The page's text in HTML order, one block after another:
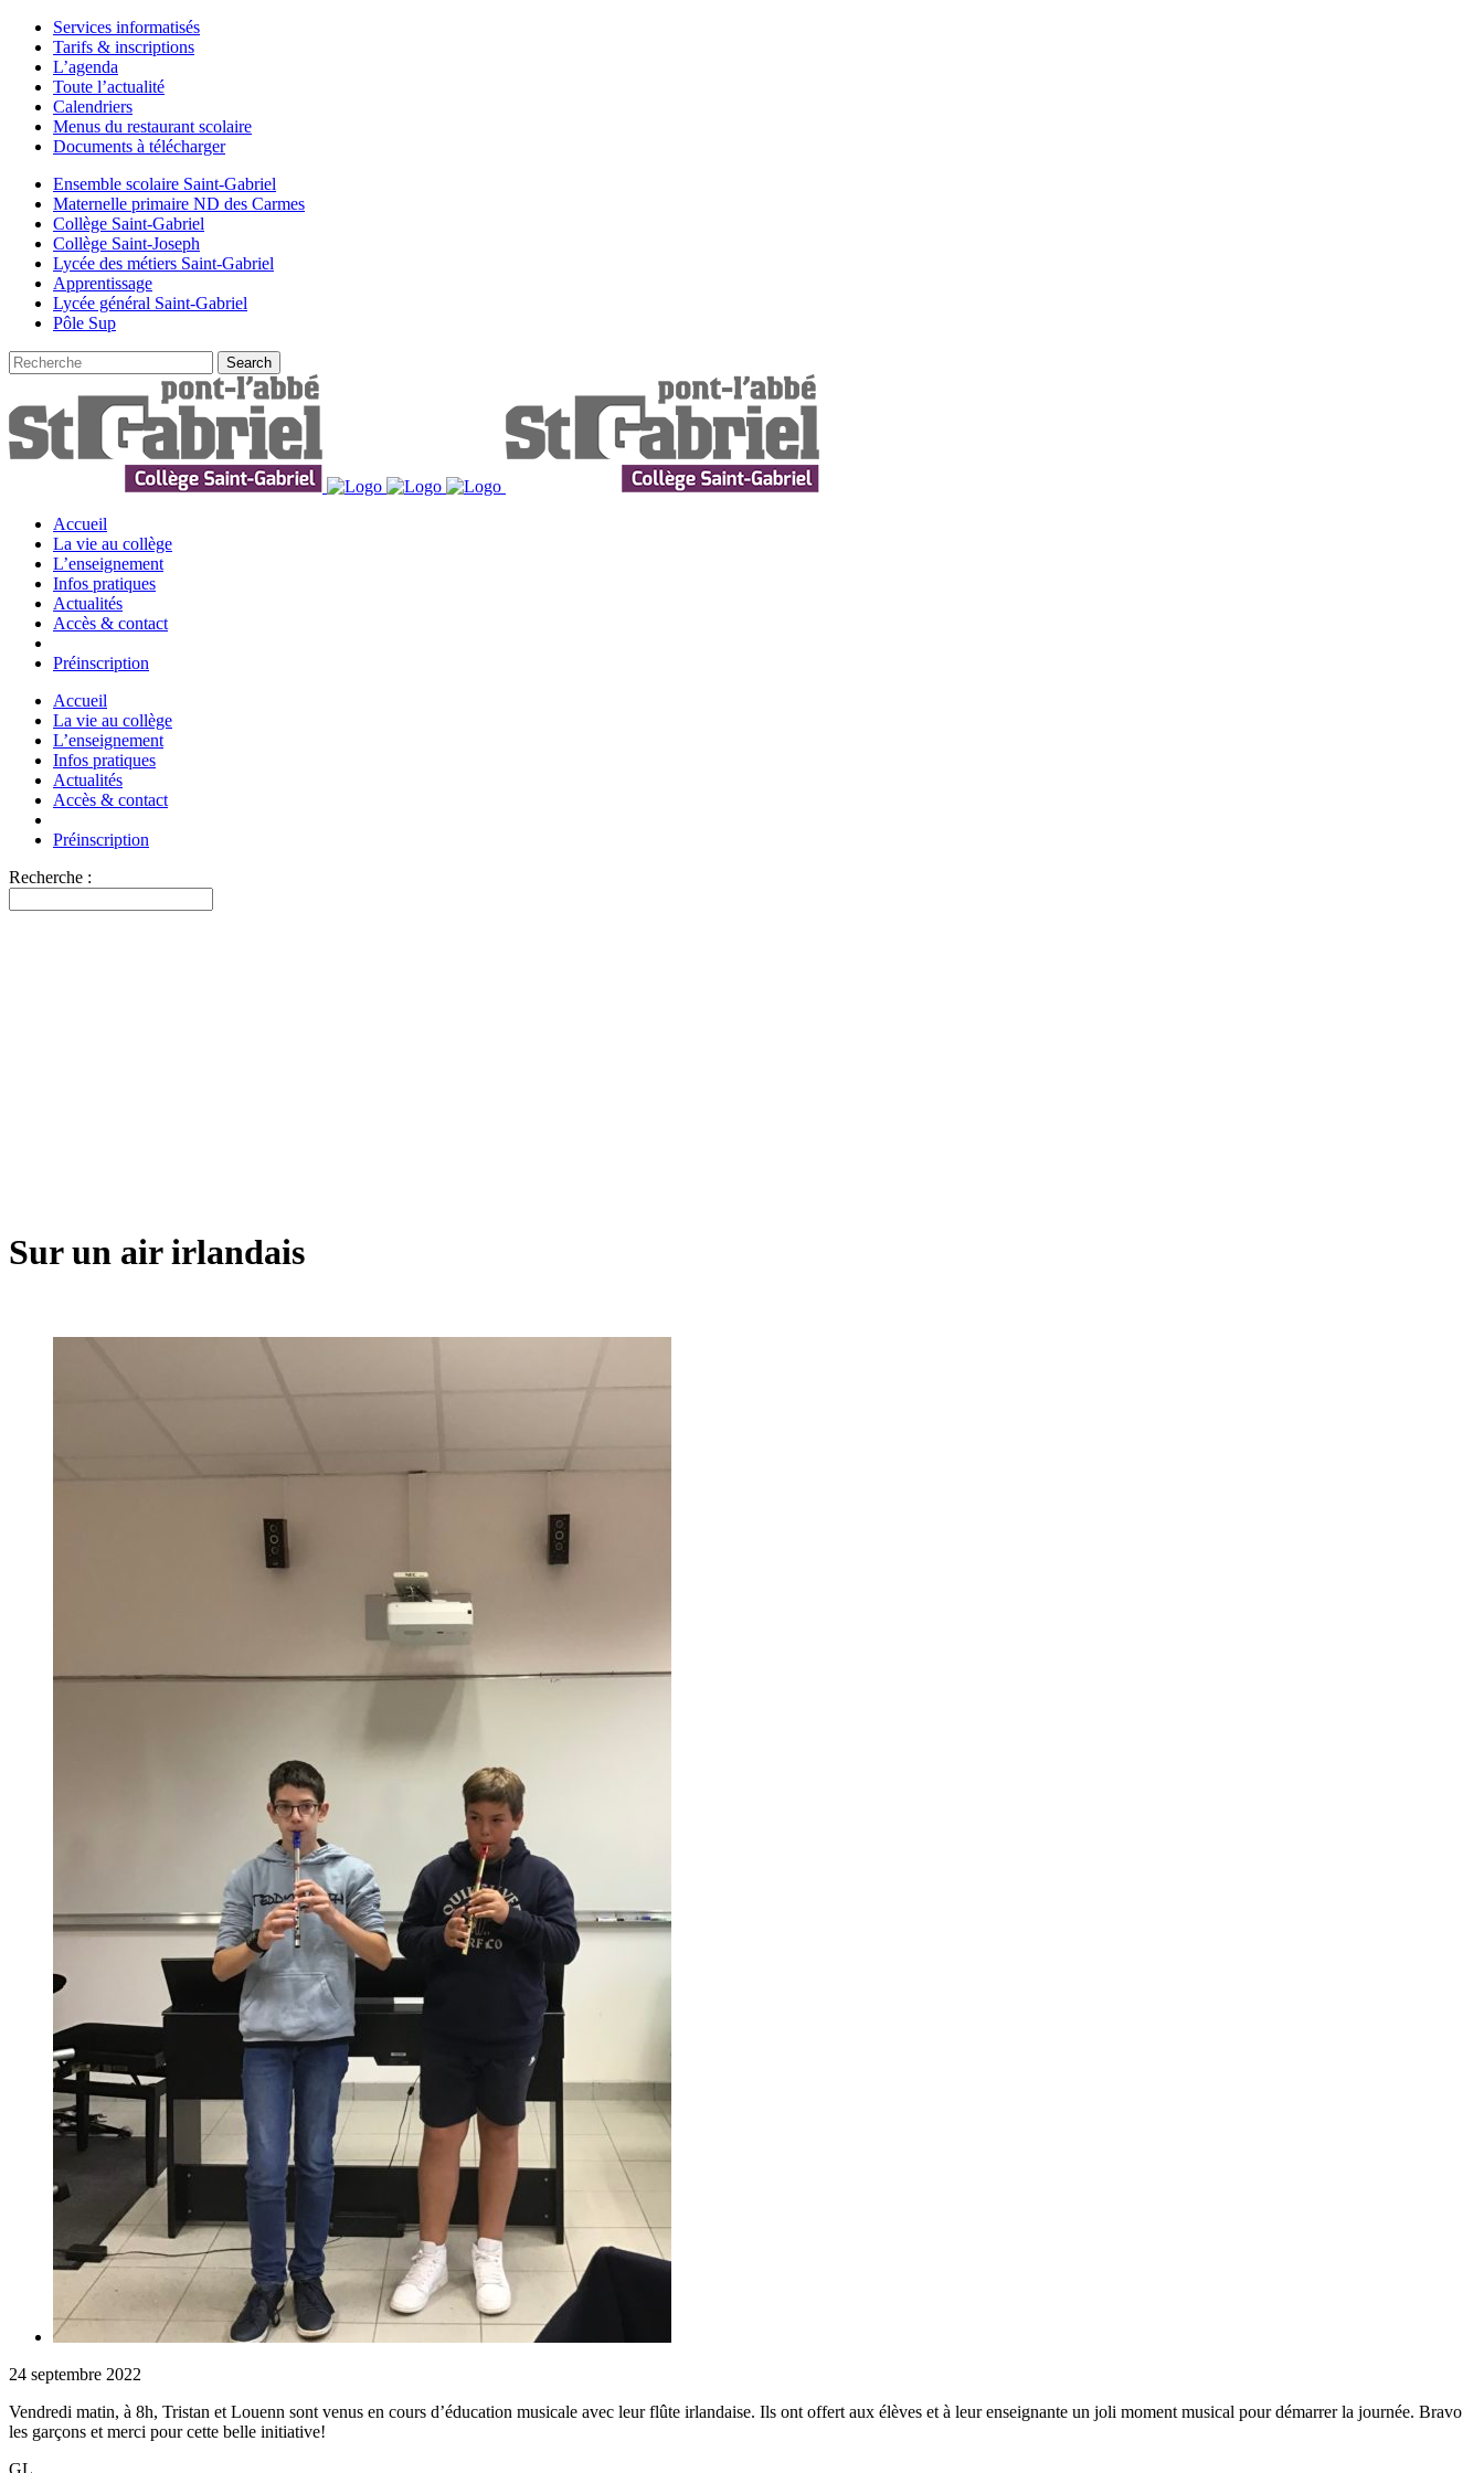
Services informatisés
Tarifs & inscriptions
L’agenda
Toute l’actualité
Calendriers
Menus du restaurant scolaire
Documents à télécharger
Ensemble scolaire Saint-Gabriel
Maternelle primaire ND des Carmes
Collège Saint-Gabriel
Collège Saint-Joseph
Lycée des métiers Saint-Gabriel
Apprentissage
Lycée général Saint-Gabriel
Pôle Sup
Accueil
La vie au collège
L’enseignement
Infos pratiques
Actualités
Accès & contact
Préinscription
Accueil
La vie au collège
L’enseignement
Infos pratiques
Actualités
Accès & contact
Préinscription
Recherche :
Sur un air irlandais
24 septembre 2022
Vendredi matin, à 8h, Tristan et Louenn sont venus en cours d’éducation musicale avec leur flûte irlandaise. Ils ont offert aux élèves et à leur enseignante un joli moment musical pour démarrer la journée. Bravo
les garçons et merci pour cette belle initiative!
GL